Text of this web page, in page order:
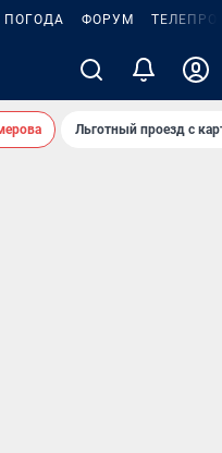
ПОГОДА ФОРУМ
Льготный проезд с